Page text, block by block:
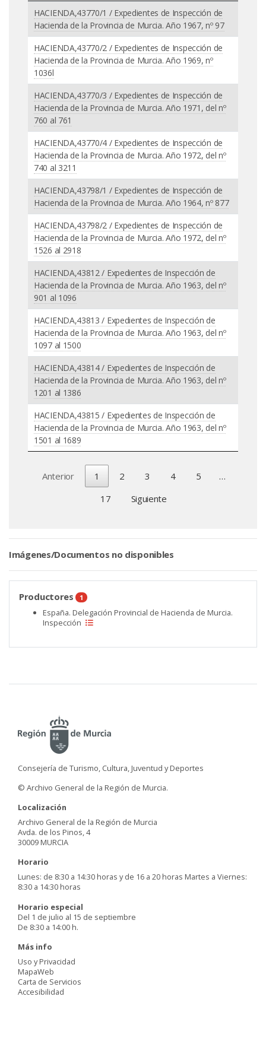
HACIENDA,43770/1 / Expedientes de Inspección de
Hacienda de la Provincia de Murcia. Año 1967, nº 97
HACIENDA,43770/2 / Expedientes de Inspección de
Hacienda de la Provincia de Murcia. Año 1969, nº
1036l
HACIENDA,43770/3 / Expedientes de Inspección de
Hacienda de la Provincia de Murcia. Año 1971, del nº
760 al 761
HACIENDA,43770/4 / Expedientes de Inspección de
Hacienda de la Provincia de Murcia. Año 1972, del nº
740 al 3211
HACIENDA,43798/1 / Expedientes de Inspección de
Hacienda de la Provincia de Murcia. Año 1964, nº 877
HACIENDA,43798/2 / Expedientes de Inspección de
Hacienda de la Provincia de Murcia. Año 1972, del nº
1526 al 2918
HACIENDA,43812 / Expedientes de Inspección de
Hacienda de la Provincia de Murcia. Año 1963, del nº
901 al 1096
HACIENDA,43813 / Expedientes de Inspección de
Hacienda de la Provincia de Murcia. Año 1963, del nº
1097 al 1500
HACIENDA,43814 / Expedientes de Inspección de
Hacienda de la Provincia de Murcia. Año 1963, del nº
1201 al 1386
HACIENDA,43815 / Expedientes de Inspección de
Hacienda de la Provincia de Murcia. Año 1963, del nº
1501 al 1689
Anterior 1 2 3 4 5
…
17
Siguiente
Imágenes/Documentos no disponibles
Productores 1
España. Delegación Provincial de Hacienda de Murcia.
Inspección
Consejería de Turismo, Cultura, Juventud y Deportes
© Archivo General de la Región de Murcia.
Localización
Archivo General de la Región de Murcia
Avda. de los Pinos, 4
30009 MURCIA
Horario
Lunes: de 8:30 a 14:30 horas y de 16 a 20 horas Martes a Viernes:
8:30 a 14:30 horas
Horario especial
Del 1 de julio al 15 de septiembre
De 8:30 a 14:00 h.
Más info
Uso y Privacidad
MapaWeb
Carta de Servicios
Accesibilidad